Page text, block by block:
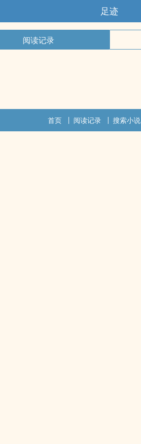
足迹
阅读记录
首页 阅读记录 搜索小说